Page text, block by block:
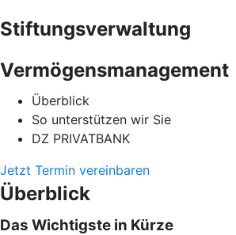
Stiftungsverwaltung
Vermögensmanagement
Überblick
So unterstützen wir Sie
DZ PRIVATBANK
Jetzt Termin vereinbaren
Überblick
Das Wichtigste in Kürze